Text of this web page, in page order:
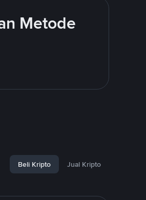
Metode
Beli Kripto Jual Kripto